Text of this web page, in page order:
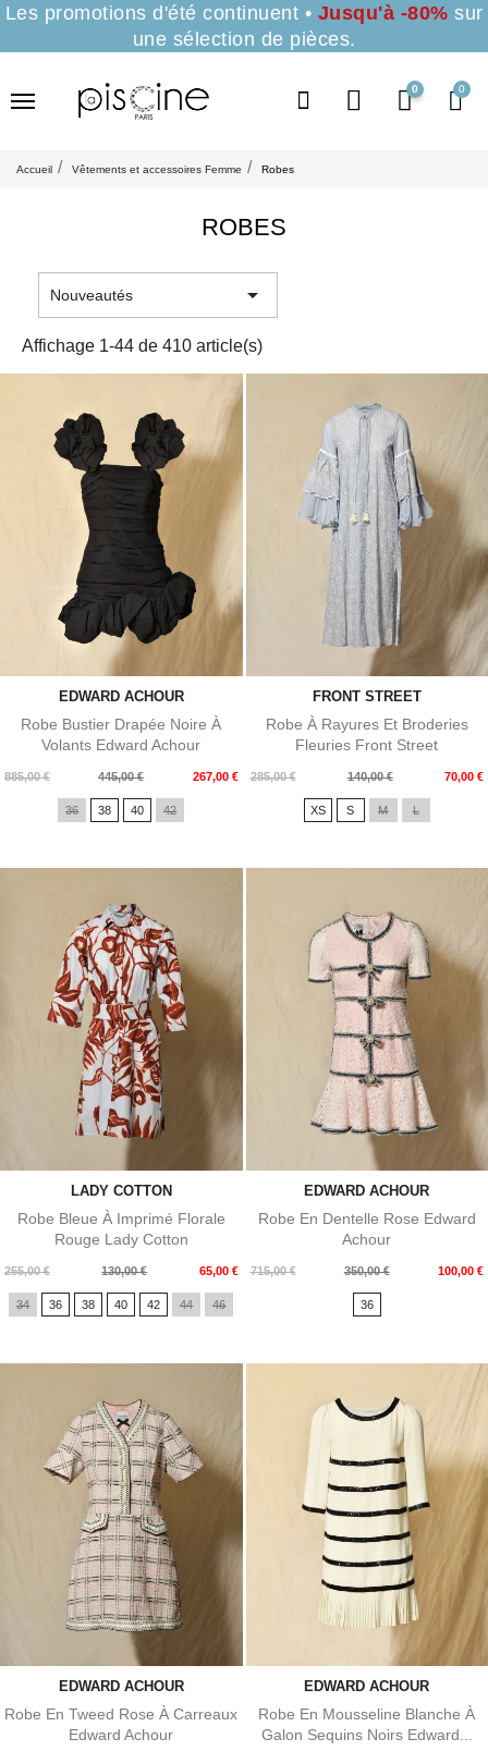
Les promotions d'été continuent • Jusqu'à -80% sur
une sélection de pièces.
0
Accueil Vêtements et accessoires Femme Robes
ROBES
Nouveautés 
Affichage 1-44 de 410 article(s)
EDWARD ACHOUR
Robe Bustier Drapée Noire À
Volants Edward Achour
885,00 €
Prix
445,00 € 267,00 €
Prix
36 38 40 42
FRONT STREET
Robe À Rayures Et Broderies
Fleuries Front Street
285,00 €
Prix
140,00 € 70,00 €
Prix
XS S M L
LADY COTTON
Robe Bleue À Imprimé Florale
Rouge Lady Cotton
255,00 €
Prix
de
base
130,00 € 65,00 €
Prix
34 36 38 40 42 44 46
EDWARD ACHOUR
Robe En Dentelle Rose Edward
Achour
715,00 €
Prix
350,00 € 100,00 €
Prix
36
EDWARD ACHOUR
Robe En Tweed Rose À Carreaux
Edward Achour
EDWARD ACHOUR
Robe En Mousseline Blanche À
Galon Sequins Noirs Edward...